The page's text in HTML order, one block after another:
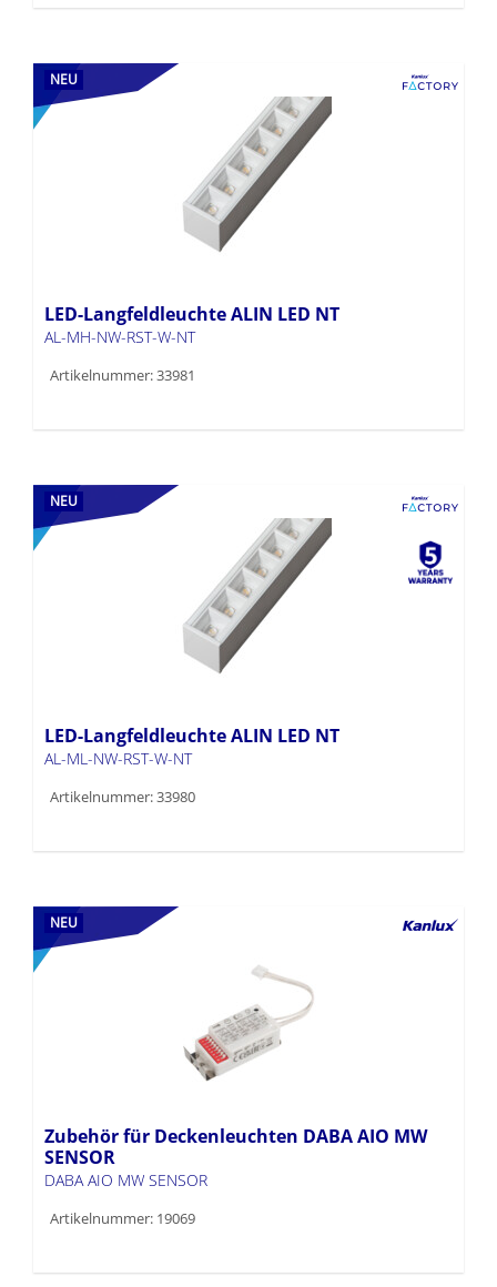
NEU
LED-Langfeldleuchte ALIN LED NT
AL-MH-NW-RST-W-NT
Artikelnummer: 33981
NEU
LED-Langfeldleuchte ALIN LED NT
AL-ML-NW-RST-W-NT
Artikelnummer: 33980
NEU
Zubehör für Deckenleuchten DABA AIO MW
SENSOR
DABA AIO MW SENSOR
Artikelnummer: 19069